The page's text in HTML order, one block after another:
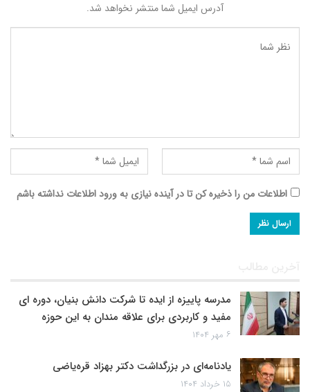
آدرس ایمیل شما منتشر نخواهد شد.
اطلاعات من را ذخیره کن تا در آینده نیازی به ورود اطلاعات نداشته باشم
آخرین مطالب
مدرسه پاییزه از ایده تا شرکت دانش بنیان، دوره ای
مفید و کاربردی برای علاقه مندان به این حوزه
۶ مهر ۱۴۰۴
یادنامه‌ای در بزرگداشت دکتر بهزاد قره‌یاضی
۱۵ خرداد ۱۴۰۴